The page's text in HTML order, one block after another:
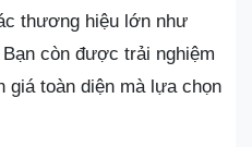
thương hiệu lớn như
còn được trải nghiệm
toàn diện mà lựa chọn